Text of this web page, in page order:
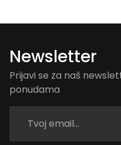
Newsletter
Prijavi se za naš
ponudama